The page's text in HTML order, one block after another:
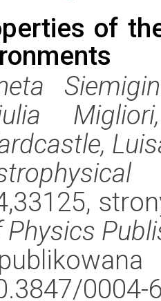
of
Physics